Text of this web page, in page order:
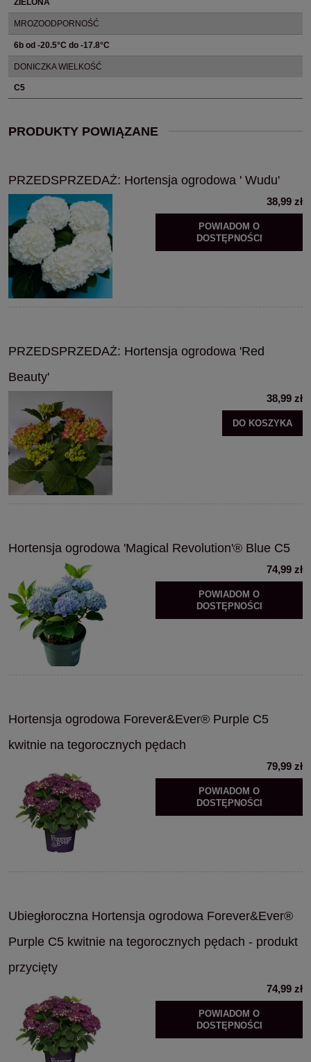
ZIELONA
MROZOODPORNOŚĆ
6b od -20.5°C do -17.8°C
DONICZKA WIELKOŚĆ
C5
PRODUKTY POWIĄZANE
PRZEDSPRZEDAŻ: Hortensja ogrodowa ' Wudu'
38,99 zł
POWIADOM O
DOSTĘPNOŚCI
PRZEDSPRZEDAŻ: Hortensja ogrodowa 'Red
Beauty'
38,99 zł
DO KOSZYKA
Hortensja ogrodowa 'Magical Revolution'® Blue C5
74,99 zł
POWIADOM O
DOSTĘPNOŚCI
Hortensja ogrodowa Forever&Ever® Purple C5
kwitnie na tegorocznych pędach
79,99 zł
POWIADOM O
DOSTĘPNOŚCI
Ubiegłoroczna Hortensja ogrodowa Forever&Ever®
Purple C5 kwitnie na tegorocznych pędach - produkt
przycięty
74,99 zł
POWIADOM O
DOSTĘPNOŚCI